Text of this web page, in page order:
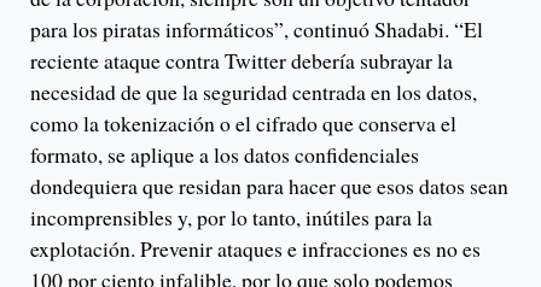
para los piratas informáticos”, continuó Shadabi. “El
reciente ataque contra Twitter debería subrayar la
necesidad de que la seguridad centrada en los datos,
como la tokenización o el cifrado que conserva el
formato, se aplique a los datos confidenciales
dondequiera que residan para hacer que esos datos sean
incomprensibles y, por lo tanto, inútiles para la
explotación. Prevenir ataques e infracciones es no es
100 por ciento infalible, por lo que solo podemos